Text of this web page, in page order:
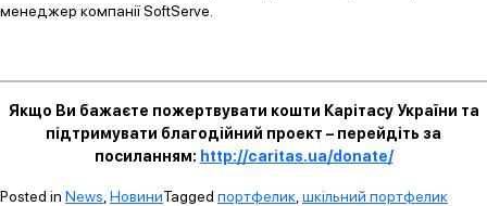
менеджер компанії SoftServe.
Якщо Ви бажаєте пожертвувати кошти Карітасу України та
підтримувати благодійний проект – перейдіть за
посиланням: http://caritas.ua/donate/
Posted in News НовиниTagged портфелик шкільний портфелик